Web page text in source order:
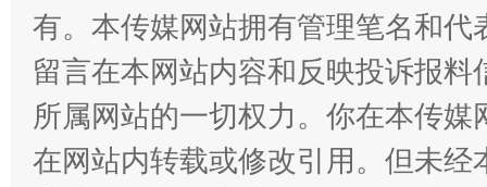
有。本传媒网站拥有管理笔名和
留言在本网站内容和反映投诉报
所属网站的一切权力。你在本传
在网站内转载或修改引用。但未